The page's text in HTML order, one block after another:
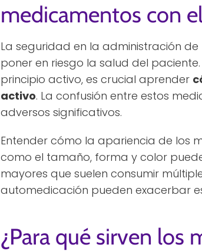
medicamentos con
La seguridad en la administración
poner en riesgo la salud del
principio activo, es crucial aprender
activo. La confusión entre estos
adversos significativos.
Entender cómo la apariencia de los
como el tamaño, forma y color
mayores que suelen consumir
automedicación pueden exacerbar
¿Para qué sirven los